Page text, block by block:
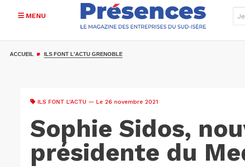
MENU
ACCUEIL ILS FONT L'ACTU GRENOBLE
ILS FONT L'ACTU — Le 26 novembre 2021
Sophie Sidos,
présidente du